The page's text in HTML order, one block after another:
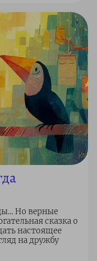
Но верные
сказка о
настоящее
на дружбу